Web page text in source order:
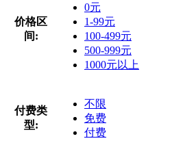
价格区
间:
0元
1-99元
100-499元
500-999元
1000元以上
付费类
型:
不限
免费
付费